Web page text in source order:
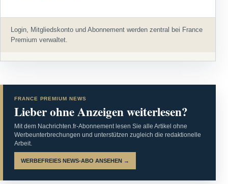
Login, Mitgliedskonto und Abonnement werden zentral bei France
Premium verwaltet.
FRANCE PREMIUM NEWS
Lieber ohne Anzeigen weiterlesen?
Mit dem Nachrichten.fr-Abonnement lesen Sie alle Artikel ohne
Werbeunterbrechungen und unterstützen zugleich die redaktionelle
Arbeit.
WERBEFREIES NEWS-ABO ANSEHEN →